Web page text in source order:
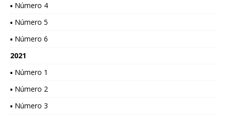
▪ Número 4
▪ Número 5
▪ Número 6
2021
▪ Número 1
▪ Número 2
▪ Número 3